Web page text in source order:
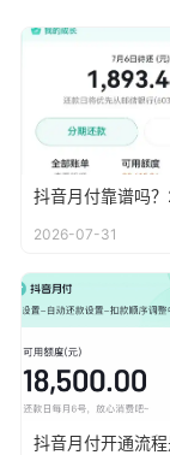
2026-07-31